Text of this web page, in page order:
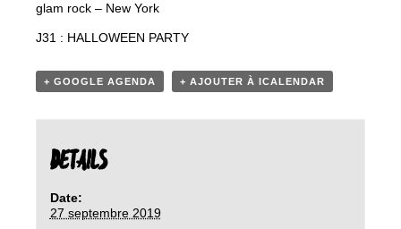
glam rock – New York
J31 : HALLOWEEN PARTY
+ GOOGLE AGENDA + AJOUTER À ICALENDAR
DETAILS
Date:
27 septembre 2019